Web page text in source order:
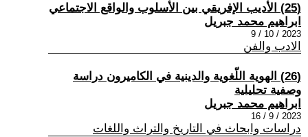
(25) الأديب الإفريقي بين الأسلوب والواقع الاجتماعي
ابراهيم محمد جبريل
2023 / 10 / 9
الادب والفن
(26) الهوية اللّغوية والدينية في الكاميرون دراسة
وصفية تحليلية
ابراهيم محمد جبريل
2023 / 9 / 16
دراسات وابحاث في التاريخ والتراث واللغات